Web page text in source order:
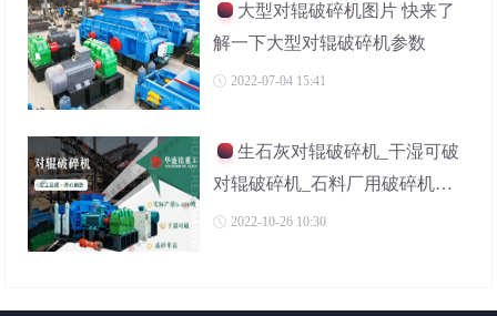
大型对辊破碎机图片 快来了
解一下大型对辊破碎机参数
2022-07-04 15:41
生石灰对辊破碎机_干湿可破
对辊破碎机_石料厂用破碎机厂
家 2022-10-26 10:30